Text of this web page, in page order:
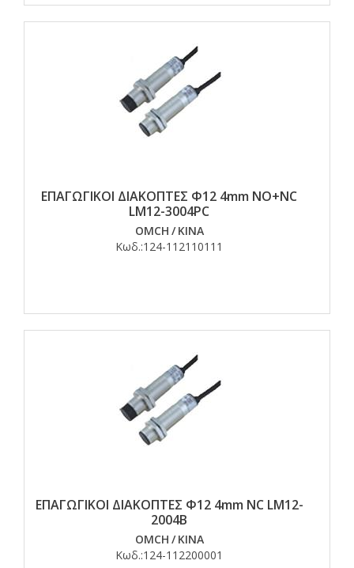
ΕΠΑΓΩΓΙΚΟΙ ΔΙΑΚΟΠΤΕΣ Φ12 4mm NO+NC
LM12-3004PC
OMCH / ΚΙΝΑ
Κωδ.:124-112110111
ΕΠΑΓΩΓΙΚΟΙ ΔΙΑΚΟΠΤΕΣ Φ12 4mm NC LM12-
2004B
OMCH / ΚΙΝΑ
Κωδ.:124-112200001